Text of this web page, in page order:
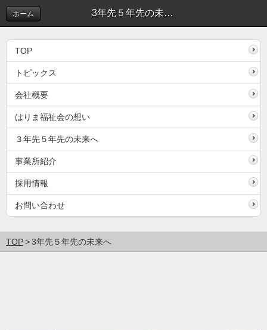
3年先５年先の未来へ
ホーム
TOP
トピックス
会社概要
はりま福祉会の想い
３年先５年先の未来へ
事業所紹介
採用情報
お問い合わせ
TOP 3年先５年先の未来へ
3年先５年先の未来へ